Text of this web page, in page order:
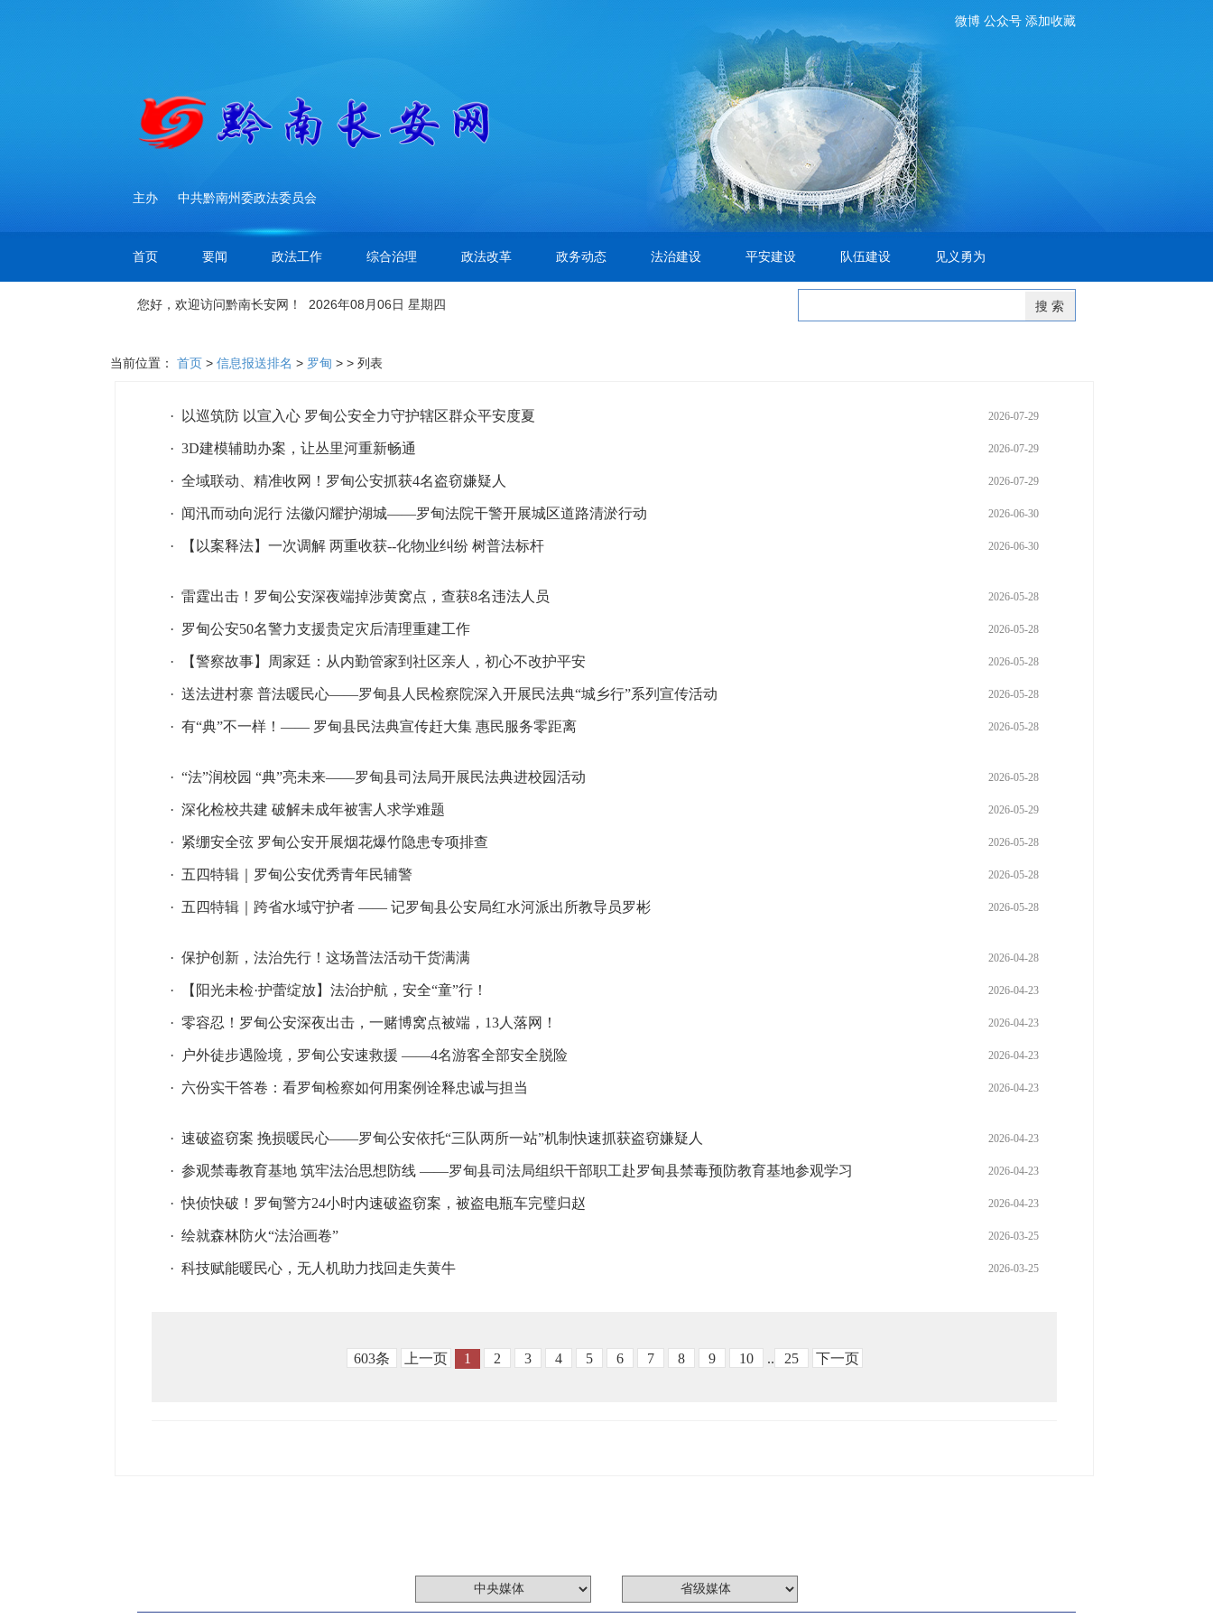
微博 公众号 添加收藏
主办 中共黔南州委政法委员会
首页 要闻 政法工作 综合治理 政法改革 政务动态 法治建设 平安建设 队伍建设 见义勇为
您好，欢迎访问黔南长安网！ 2026年08月06日 星期四
当前位置： 首页 > 信息报送排名 > 罗甸 > > 列表
· 以巡筑防 以宣入心 罗甸公安全力守护辖区群众平安度夏 2026-07-29
· 3D建模辅助办案，让丛里河重新畅通 2026-07-29
· 全域联动、精准收网！罗甸公安抓获4名盗窃嫌疑人 2026-07-29
· 闻汛而动向泥行 法徽闪耀护湖城——罗甸法院干警开展城区道路清淤行动 2026-06-30
· 【以案释法】一次调解 两重收获--化物业纠纷 树普法标杆 2026-06-30
· 雷霆出击！罗甸公安深夜端掉涉黄窝点，查获8名违法人员 2026-05-28
· 罗甸公安50名警力支援贵定灾后清理重建工作 2026-05-28
· 【警察故事】周家廷：从内勤管家到社区亲人，初心不改护平安 2026-05-28
· 送法进村寨 普法暖民心——罗甸县人民检察院深入开展民法典“城乡行”系列宣传活动 2026-05-28
· 有“典”不一样！—— 罗甸县民法典宣传赶大集 惠民服务零距离 2026-05-28
· “法”润校园 “典”亮未来——罗甸县司法局开展民法典进校园活动 2026-05-28
· 深化检校共建 破解未成年被害人求学难题 2026-05-29
· 紧绷安全弦 罗甸公安开展烟花爆竹隐患专项排查 2026-05-28
· 五四特辑｜罗甸公安优秀青年民辅警 2026-05-28
· 五四特辑｜跨省水域守护者 —— 记罗甸县公安局红水河派出所教导员罗彬 2026-05-28
· 保护创新，法治先行！这场普法活动干货满满 2026-04-28
· 【阳光未检·护蕾绽放】法治护航，安全“童”行！ 2026-04-23
· 零容忍！罗甸公安深夜出击，一赌博窝点被端，13人落网！ 2026-04-23
· 户外徒步遇险境，罗甸公安速救援 ——4名游客全部安全脱险 2026-04-23
· 六份实干答卷：看罗甸检察如何用案例诠释忠诚与担当 2026-04-23
· 速破盗窃案 挽损暖民心——罗甸公安依托“三队两所一站”机制快速抓获盗窃嫌疑人 2026-04-23
· 参观禁毒教育基地 筑牢法治思想防线 ——罗甸县司法局组织干部职工赴罗甸县禁毒预防教育基地参观学习 2026-04-23
·快侦快破！罗甸警方24小时内速破盗窃案，被盗电瓶车完璧归赵 2026-04-23
· 绘就森林防火“法治画卷” 2026-03-25
· 科技赋能暖民心，无人机助力找回走失黄牛 2026-03-25
603条 上一页 1 2 3 4 5 6 7 8 9 10 .. 25 下一页